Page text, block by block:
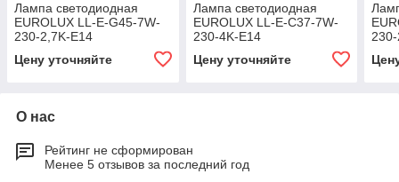
Лампа светодиодная
EUROLUX LL-E-G45-7W-
230-2,7K-E14
Цену уточняйте
Лампа светодиодная
EUROLUX LL-E-C37-7W-
230-4K-E14
Цену уточняйте
О нас
Рейтинг не сформирован
Менее 5 отзывов за последний год